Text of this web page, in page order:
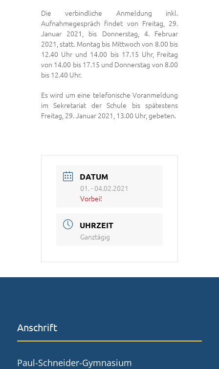
Die verbindliche Anmeldung inkl.
Aufnahmegespräch findet von Freitag, 29.
Januar 2021, bis Donnerstag, 4. Februar
2021, statt. Montag bis Mittwoch von 8.00 bis
12.40 Uhr und 14.00 bis 17.15 Uhr, Freitag
von 14.00 bis 17.15 und Donnerstag von 8.00
bis 12.40 Uhr.
Es wird um eine telefonische Voranmeldung
im Sekretariat der Schule bis spätestens
Freitag, 29. Januar 2021, 13.00 Uhr, gebeten.
DATUM
01. - 04.02.2021
Vorbei!
UHRZEIT
Ganztägig
Anschrift
Paul-Schneider-Gymnasium